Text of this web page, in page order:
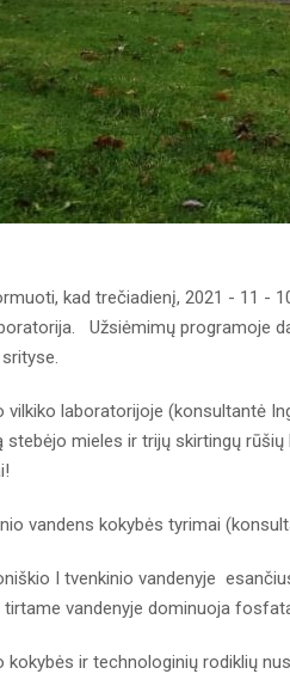
kad trečiadienį, 2021 - 11 -
Užsiėmimų programoje
laboratorijoje (konsultantė
mieles ir trijų skirtingų
vandens kokybės tyrimai
I tvenkinio vandenyje
vandenyje dominuoja
ir technologinių rodiklių